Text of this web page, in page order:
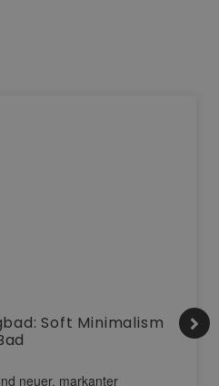
Soft Minimalism
neuer, markanter